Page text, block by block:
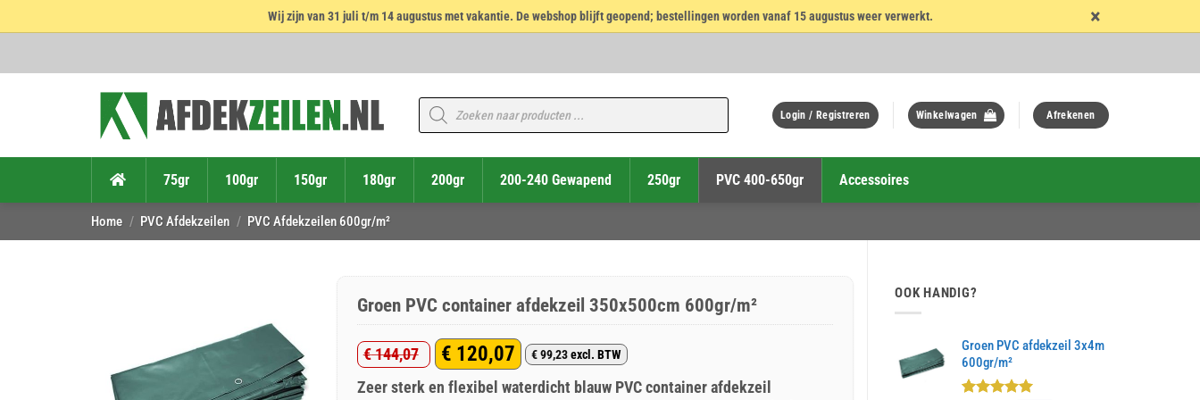
Wij zijn van 31 juli t/m 14 augustus met vakantie. De webshop blijft geopend; bestellingen worden vanaf 15 augustus weer verwerkt. ×
Producten
zoeken
Login / Registreren Winkelwagen Afrekenen
75gr 100gr 150gr 180gr 200gr 200-240 Gewapend 250gr PVC 400-650gr Accessoires
Home / PVC Afdekzeilen / PVC Afdekzeilen 600gr/m²
OOK HANDIG?
Groen PVC afdekzeil 3x4m
600gr/m²
Groen PVC container afdekzeil 350x500cm 600gr/m²
€144,07
Oorspronkelijke
prijs
€ 120,07
Huidige
prijs
€99,23excl. BTW
Zeer sterk en flexibel waterdicht blauw PVC container afdekzeil